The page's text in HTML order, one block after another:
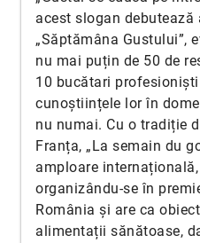
acest slogan debutează
„Săptămâna Gustului”,
nu mai puțin de 50 de
10 bucătari
cunoștiințele lor în
nu numai. Cu o tradiție
Franța, „La semain du
amploare
organizându-se în
România și are ca
alimentații sănătoase,